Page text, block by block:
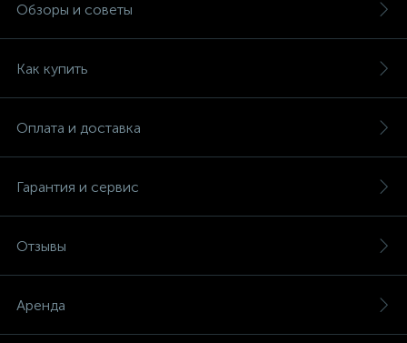
Обзоры и советы
Как купить
Оплата и доставка
Гарантия и сервис
Отзывы
Аренда